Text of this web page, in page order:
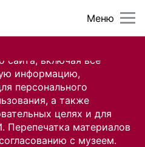
сайта, включая все
информацию,
персонального
а также
целях и для
Перепечатка материалов
с музеем.
Меню